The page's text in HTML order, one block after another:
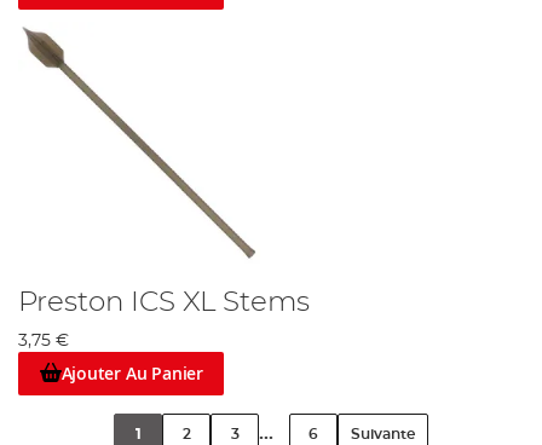
Preston ICS XL Stems
3,75 €
Ajouter Au Panier
1 2 3 ... 6 Suivante